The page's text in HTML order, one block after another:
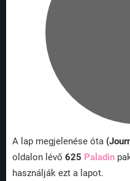
A lap megjelenése óta
oldalon lévő 625 Paladin
használják ezt a lapot.